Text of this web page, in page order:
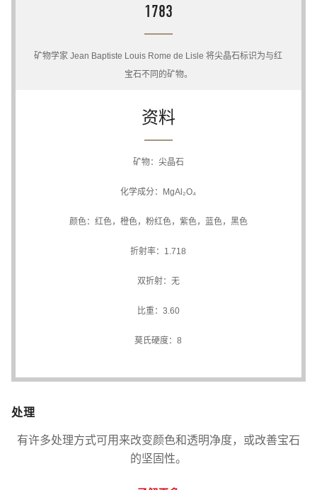
1783
矿物学家 Jean Baptiste Louis Rome de Lisle 将尖晶石标识为与红
宝石不同的矿物。
资料
矿物：尖晶石
化学成分：MgAl₂O₄
颜色：红色，橙色，粉红色，紫色，蓝色，黑色
折射率：1.718
双折射：无
比重：3.60
莫氏硬度：8
处理
有许多处理方式可用来改变颜色和透明净度，或改善宝石
的坚固性。